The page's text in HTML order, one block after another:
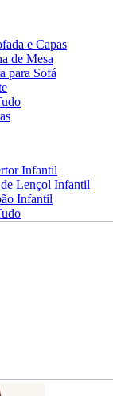
e Capas
de Mesa
para Sofá
Infantil
Lençol Infantil
Infantil